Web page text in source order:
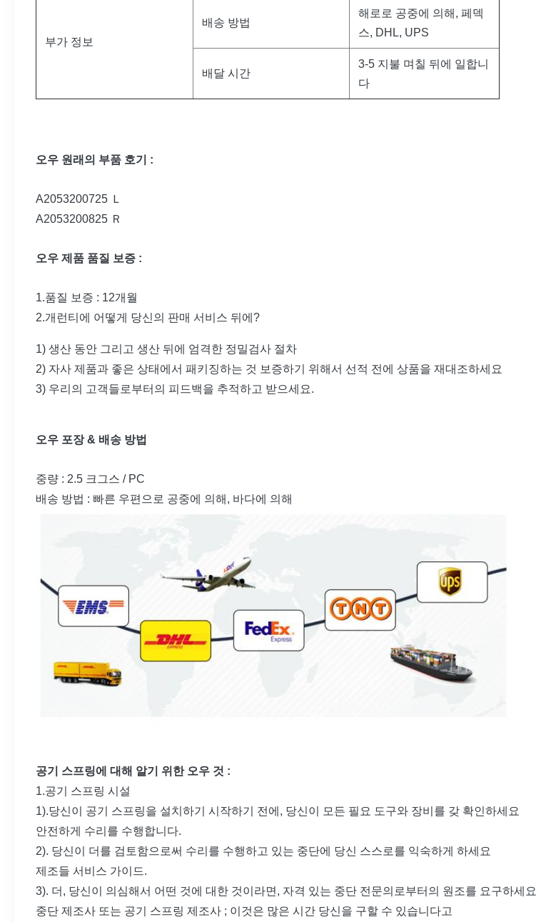
부가 정보
배송 방법
해로로 공중에 의해, 페덱
스, DHL, UPS
배달 시간
3-5 지불 며칠 뒤에 일합니
다
오우 원래의 부품 호기 :
A2053200725 Ｌ
A2053200825 Ｒ
오우 제품 품질 보증 :
1.품질 보증 : 12개월
2.개런티에 어떻게 당신의 판매 서비스 뒤에?
1) 생산 동안 그리고 생산 뒤에 엄격한 정밀검사 절차
2) 자사 제품과 좋은 상태에서 패키징하는 것 보증하기 위해서 선적 전에 상품을 재대조하세요
3) 우리의 고객들로부터의 피드백을 추적하고 받으세요.
오우 포장 & 배송 방법
중량 : 2.5 크그스 / PC
배송 방법 : 빠른 우편으로 공중에 의해, 바다에 의해
공기 스프링에 대해 알기 위한 오우 것 :
1.공기 스프링 시설
1).당신이 공기 스프링을 설치하기 시작하기 전에, 당신이 모든 필요 도구와 장비를 갖 확인하세요
안전하게 수리를 수행합니다.
2). 당신이 더를 검토함으로써 수리를 수행하고 있는 중단에 당신 스스로를 익숙하게 하세요
제조들 서비스 가이드.
3). 더, 당신이 의심해서 어떤 것에 대한 것이라면, 자격 있는 중단 전문의로부터의 원조를 요구하세요
중단 제조사 또는 공기 스프링 제조사 ; 이것은 많은 시간 당신을 구할 수 있습니다고